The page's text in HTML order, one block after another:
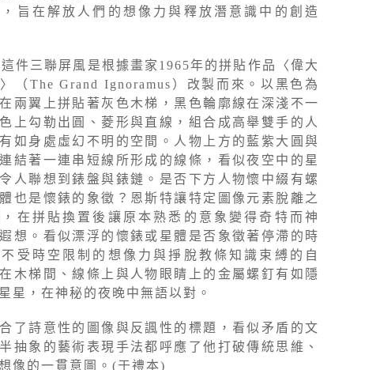
旨在解放人們的想像力與釋放潛意識中的創造
件三聯屏風是根據畫家1965年的拼貼作品〈偉大
（The Grand Ignoramus）改製而來。以黑色為
兩翼上拼貼著灰色木梯，黑色輪廓線在深淺不一
上勾勒出圓、菱形與直線，組合成高舉雙手的人
如身處虛幻不明的空間。人物上方的藍紫大圓與
結著一連串短線所形成的線條，看似夜空中的星
人聯想到錶盤與錶鏈。是否下方人物懷中綴有螺
也是懷錶的象徵？恩斯特讓特定圖像元素脫離之
在拼貼換置後讓原本熟悉的意象變得奇特而神
想。看似漂浮的懷錶或星體是否象徵著停滯的時
受時空限制的想像力與掙脫教條知識束縛的自
木梯間、線條上與人物眼睛上的金屬螺釘有如隱
星，在神秘的夜晚中無語以對。
了詩意性的圖像與反諷性的標題，看似矛盾的文
抽象的藝術表現手法都呼應了他打破傳統思維、
像的一貫意圖。(于禮本)